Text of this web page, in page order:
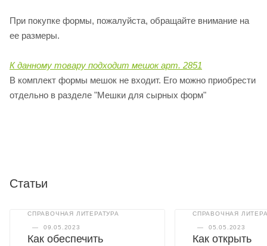
При покупке формы, пожалуйста, обращайте внимание на
ее размеры.
К данному товару подходит мешок арт. 2851
В комплект формы мешок не входит. Его можно приобрести
отдельно в разделе "Мешки для сырных форм"
Статьи
СПРАВОЧНАЯ ЛИТЕРАТУРА
— 09.05.2023
Как обеспечить
СПРАВОЧНАЯ
— 05.05.2023
Как открыть